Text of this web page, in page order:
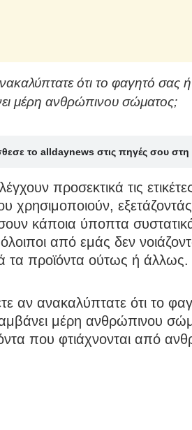
ότι το φαγητό σας
μέρη ανθρώπινου σώματος;
το alldaynews στις πηγές σου
προσεκτικά τις
χρησιμοποιούν,
κάποια ύποπτα
από εμάς δεν
τα προϊόντα ούτως ή άλλως.
αν ανακαλύπτατε ότι το
μέρη ανθρώπινου
που φτιάχνονται από